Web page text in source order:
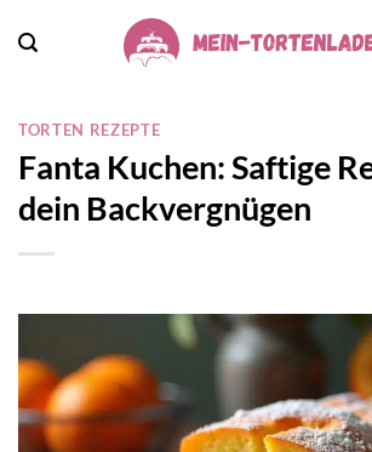
Inhalt
TORTEN REZEPTE
Fanta Kuchen: Saftige
dein Backvergnügen